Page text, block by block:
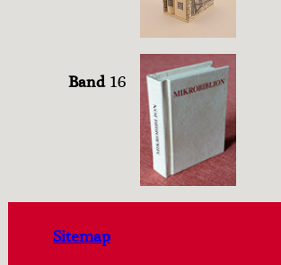
Band 16
Sitemap